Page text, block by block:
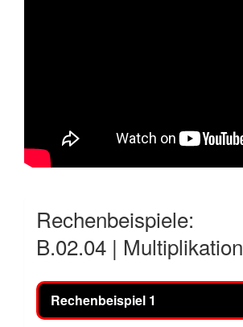
Rechenbeispiele:
B.02.04 | Multiplikation
Rechenbeispiel 1